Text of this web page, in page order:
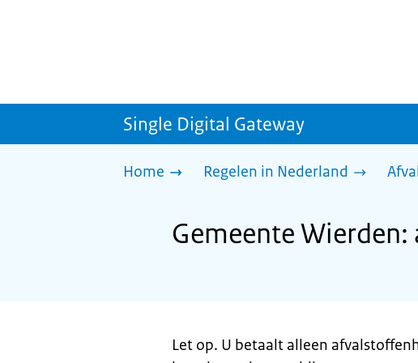
Single Digital Gateway
Home Regelen in Nederland
Gemeente
Let op. U betaalt alleen